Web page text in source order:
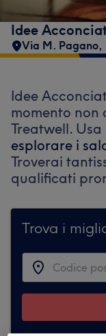
Idee
Via M. Pagano,
Idee
momento non
Treatwell.
esplorare i
Troverai
qualificati
Trova i